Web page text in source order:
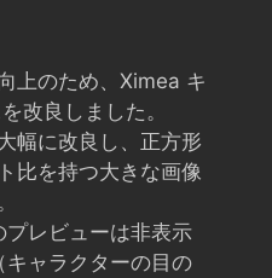
上のため、Ximea キ
改良しました。
幅に改良し、正方形
比を持つ大きな画像
プレビューは非表示
キャラクターの目の